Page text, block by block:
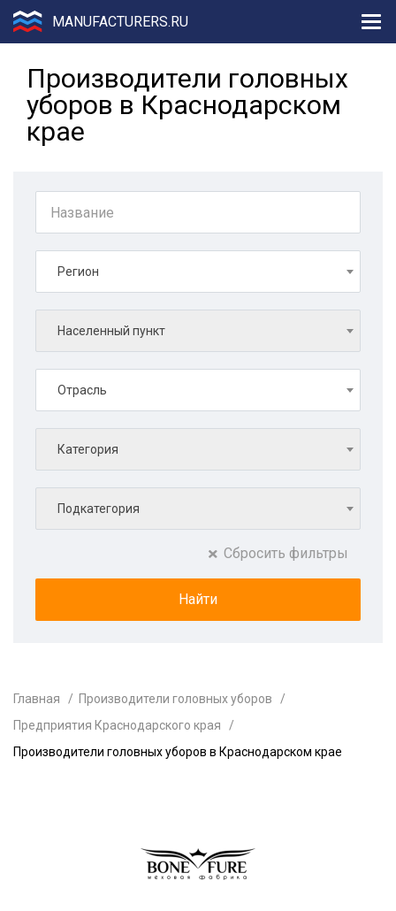
MANUFACTURERS.RU
Производители головных
уборов в Краснодарском
крае
Регион
Населенный пункт
Отрасль
Категория
Подкатегория
Сбросить фильтры
Главная
Производители головных уборов
Предприятия Краснодарского края
Производители головных уборов в Краснодарском крае